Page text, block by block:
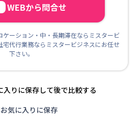
WEBから問合せ
ケーション・中・長期滞在ならミスタービ
代行業務ならミスタービジネスにお任せ
下さい。
入りに保存して後で比較する
お気に入りに保存